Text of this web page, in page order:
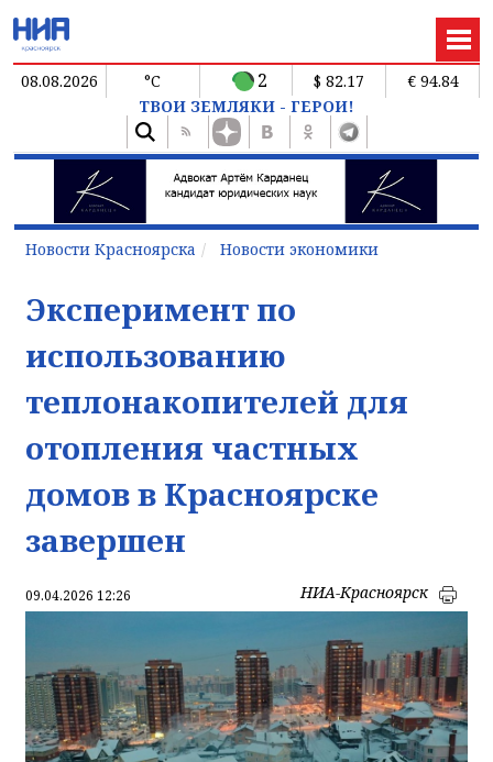
08.08.2026 °C 2 $ 82.17
€ 94.84
ТВОИ ЗЕМЛЯКИ - ГЕРОИ!
Новости Красноярска Новости экономики
Эксперимент по
использованию
теплонакопителей для
отопления частных
домов в Красноярске
завершен
09.04.2026 12:26 НИА-Красноярск